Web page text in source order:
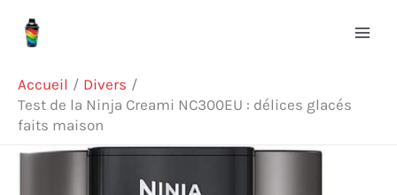
Accueil
Divers
Test de la Ninja Creami NC300EU : délices glacés
faits maison
Rechercher